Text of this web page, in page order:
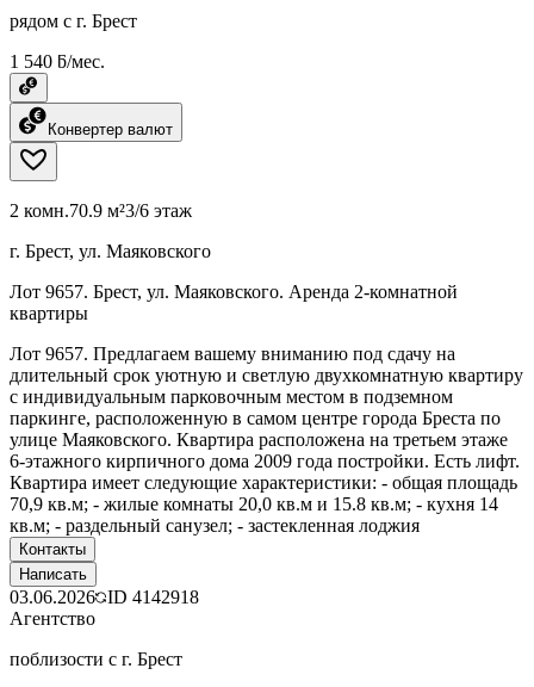
рядом с г. Брест
1 540 ƃ/мес.
Конвертер валют
2 комн.70.9 м²3/6 этаж
г. Брест, ул. Маяковского
Лот 9657. Брест, ул. Маяковского. Аренда 2-комнатной
квартиры
Лот 9657. Предлагаем вашему вниманию под сдачу на
длительный срок уютную и светлую двухкомнатную квартиру
с индивидуальным парковочным местом в подземном
паркинге, расположенную в самом центре города Бреста по
улице Маяковского. Квартира расположена на третьем этаже
6-этажного кирпичного дома 2009 года постройки. Есть лифт.
Квартира имеет следующие характеристики: - общая площадь
70,9 кв.м; - жилые комнаты 20,0 кв.м и 15.8 кв.м; - кухня 14
кв.м; - раздельный санузел; - застекленная лоджия
Контакты
Написать
03.06.2026 ID 4142918
Агентство
поблизости с г. Брест